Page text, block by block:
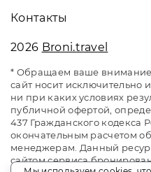
Контакты
2026 Broni.travel
* Обращаем ваше внимание
сайт носит
ни при каких условиях
публичной офертой,
437 Гражданского кодекса
окончательным расчетом
менеджерам. Данный
сайтом сервиса